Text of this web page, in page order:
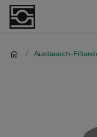
/ Austausch-